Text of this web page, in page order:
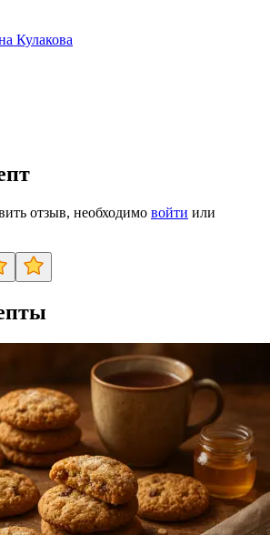
Кулакова
отзыв, необходимо войти или